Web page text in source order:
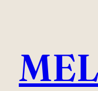
conteúdo